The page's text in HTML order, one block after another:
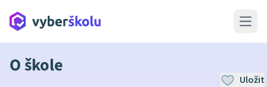
Open
O škole
Uložit